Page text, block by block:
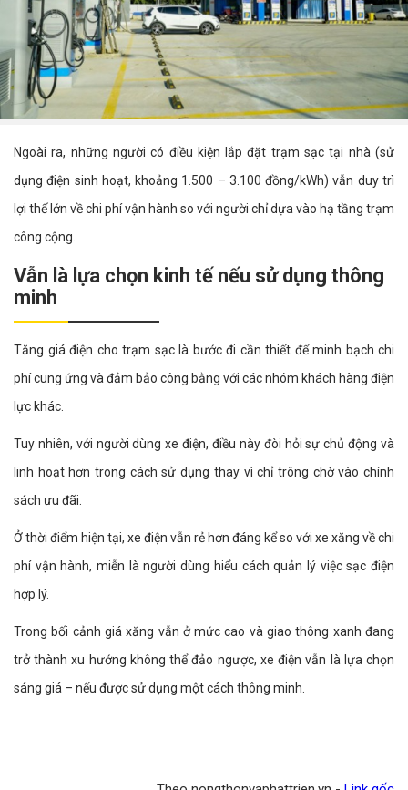
Ngoài ra, những người có điều kiện lắp đặt trạm sạc tại nhà (sử
dụng điện sinh hoạt, khoảng 1.500 – 3.100 đồng/kWh) vẫn duy trì
lợi thế lớn về chi phí vận hành so với người chỉ dựa vào hạ tầng trạm
công cộng.
Vẫn là lựa chọn kinh tế nếu sử dụng thông
minh
Tăng giá điện cho trạm sạc là bước đi cần thiết để minh bạch chi
phí cung ứng và đảm bảo công bằng với các nhóm khách hàng điện
lực khác.
Tuy nhiên, với người dùng xe điện, điều này đòi hỏi sự chủ động và
linh hoạt hơn trong cách sử dụng thay vì chỉ trông chờ vào chính
sách ưu đãi.
Ở thời điểm hiện tại, xe điện vẫn rẻ hơn đáng kể so với xe xăng về chi
phí vận hành, miễn là người dùng hiểu cách quản lý việc sạc điện
hợp lý.
Trong bối cảnh giá xăng vẫn ở mức cao và giao thông xanh đang
trở thành xu hướng không thể đảo ngược, xe điện vẫn là lựa chọn
sáng giá – nếu được sử dụng một cách thông minh.